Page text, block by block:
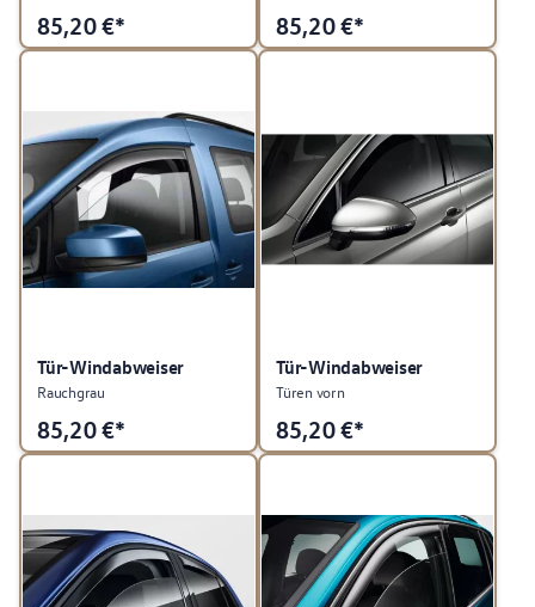
85,20€* 85,20€*
Tür-Windabweiser
Rauchgrau
85,20€*
Tür-Windabweiser
Türen vorn
85,20€*